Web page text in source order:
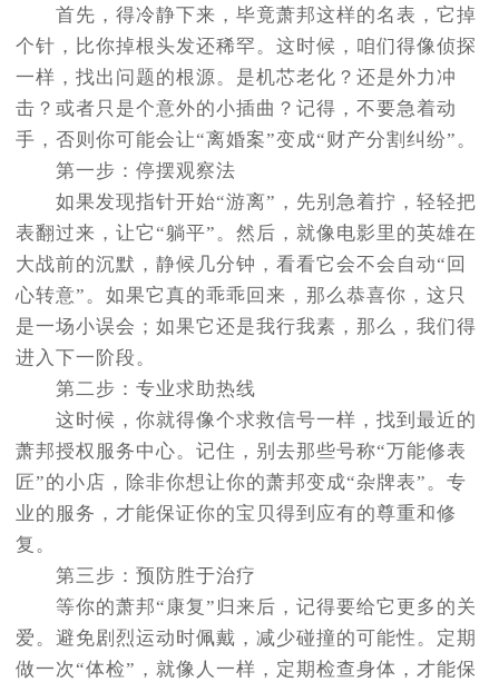
首先，得冷静下来，毕竟萧邦这样的名表，它掉
个针，比你掉根头发还稀罕。这时候，咱们得像侦探
一样，找出问题的根源。是机芯老化？还是外力冲
击？或者只是个意外的小插曲？记得，不要急着动
手，否则你可能会让“离婚案”变成“财产分割纠纷”。
第一步：停摆观察法
如果发现指针开始“游离”，先别急着拧，轻轻把
表翻过来，让它“躺平”。然后，就像电影里的英雄在
大战前的沉默，静候几分钟，看看它会不会自动“回
心转意”。如果它真的乖乖回来，那么恭喜你，这只
是一场小误会；如果它还是我行我素，那么，我们得
进入下一阶段。
第二步：专业求助热线
这时候，你就得像个求救信号一样，找到最近的
萧邦授权服务中心。记住，别去那些号称“万能修表
匠”的小店，除非你想让你的萧邦变成“杂牌表”。专
业的服务，才能保证你的宝贝得到应有的尊重和修
复。
第三步：预防胜于治疗
等你的萧邦“康复”归来后，记得要给它更多的关
爱。避免剧烈运动时佩戴，减少碰撞的可能性。定期
做一次“体检”，就像人一样，定期检查身体，才能保